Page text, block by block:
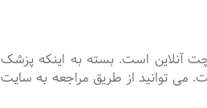
آنلاین است. بسته به اینکه پزشک
می توانید از طریق مراجعه به سایت